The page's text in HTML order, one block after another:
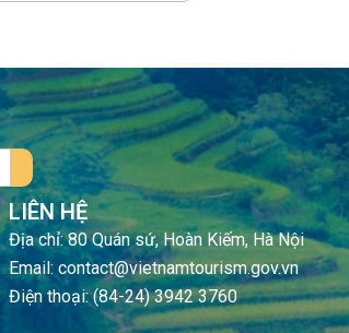
LIÊN HỆ
Địa chỉ: 80 Quán sứ, Hoàn Kiếm, Hà Nội
Email: contact@vietnamtourism.gov.vn
Điện thoại: (84-24) 3942 3760